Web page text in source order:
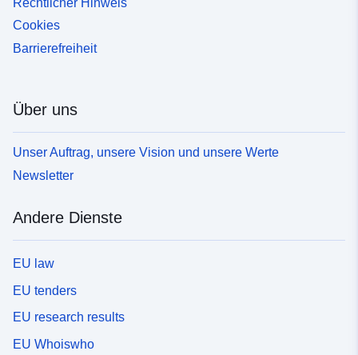
Cookies
Barrierefreiheit
Über uns
Unser Auftrag, unsere Vision und unsere Werte
Newsletter
Andere Dienste
EU law
EU tenders
EU research results
EU Whoiswho